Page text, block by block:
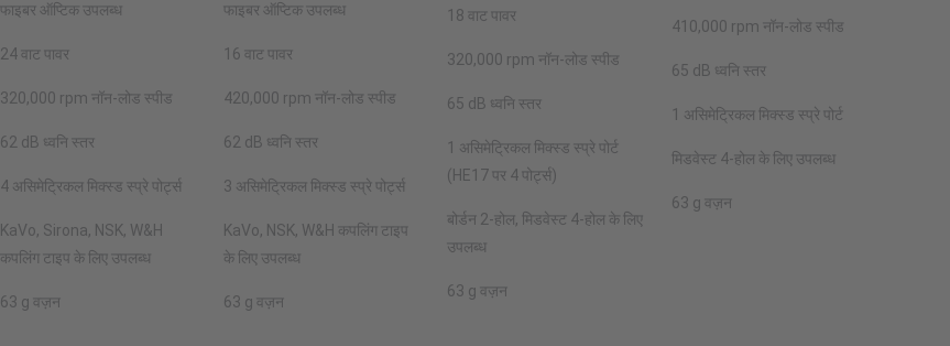
फाइबर ऑप्टिक उपलब्ध
24 वाट पावर
320,000 rpm नॉन-लोड स्पीड
62 dB ध्वनि स्तर
4 असिमेट्रिकल मिक्स्ड स्प्रे पोर्ट्स
KaVo, Sirona, NSK, W&H
कपलिंग टाइप के लिए उपलब्ध
63 g वज़न
फाइबर ऑप्टिक उपलब्ध
16 वाट पावर
420,000 rpm नॉन-लोड स्पीड
62 dB ध्वनि स्तर
3 असिमेट्रिकल मिक्स्ड स्प्रे पोर्ट्स
KaVo, NSK, W&H कपलिंग टाइप
के लिए उपलब्ध
63 g वज़न
18 वाट पावर
320,000 rpm नॉन-लोड स्पीड
65 dB ध्वनि स्तर
1 असिमेट्रिकल मिक्स्ड स्प्रे पोर्ट
(HE17 पर 4 पोर्ट्स)
बोर्डन 2-होल, मिडवेस्ट 4-होल के लिए
उपलब्ध
63 g वज़न
410,000 rpm नॉन-लोड स्पीड
65 dB ध्वनि स्तर
1 असिमेट्रिकल मिक्स्ड स्प्रे पोर्ट
मिडवेस्ट 4-होल के लिए उपलब्ध
63 g वज़न